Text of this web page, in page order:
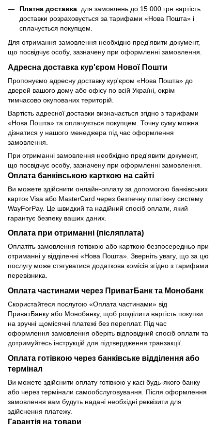
Платна доставка: для замовлень до 15 000 грн вартість
доставки розраховується за тарифами «Нова Пошта» і
сплачується покупцем.
Для отримання замовлення необхідно пред'явити документ,
що посвідчує особу, зазначену при оформленні замовлення.
Адресна доставка кур'єром Нової Пошти
Пропонуємо адресну доставку кур'єром «Нова Пошта» до
дверей вашого дому або офісу по всій Україні, окрім
тимчасово окупованих територій.
Вартість адресної доставки визначається згідно з тарифами
«Нова Пошта» та оплачується покупцем. Точну суму можна
дізнатися у нашого менеджера під час оформлення
замовлення.
При отриманні замовлення необхідно пред'явити документ,
що посвідчує особу, зазначену при оформленні замовлення.
Оплата банківською карткою на сайті
Ви можете здійснити онлайн-оплату за допомогою банківських
карток Visa або MasterCard через безпечну платіжну систему
WayForPay. Це швидкий та надійний спосіб оплати, який
гарантує безпеку ваших даних.
Оплата при отриманні (післяплата)
Оплатіть замовлення готівкою або карткою безпосередньо при
отриманні у відділенні «Нова Пошта». Зверніть увагу, що за цю
послугу може стягуватися додаткова комісія згідно з тарифами
перевізника.
Оплата частинами через ПриватБанк та Монобанк
Скористайтеся послугою «Оплата частинами» від
ПриватБанку або Монобанку, щоб розділити вартість покупки
на зручні щомісячні платежі без переплат. Під час
оформлення замовлення оберіть відповідний спосіб оплати та
дотримуйтесь інструкцій для підтвердження транзакції.
Оплата готівкою через банківське відділення або
термінал
Ви можете здійснити оплату готівкою у касі будь-якого банку
або через термінали самообслуговування. Після оформлення
замовлення вам будуть надані необхідні реквізити для
здійснення платежу.
Гарантія на товари